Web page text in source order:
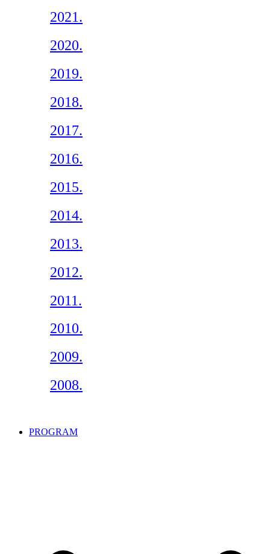
2021.
2020.
2019.
2018.
2017.
2016.
2015.
2014.
2013.
2012.
2011.
2010.
2009.
2008.
PROGRAM